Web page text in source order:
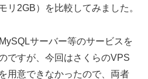
リ2GB）を比較してみました。
サーバー等のサービスを
ですが、今回はさくらのVPS
用意できなかったので、両者